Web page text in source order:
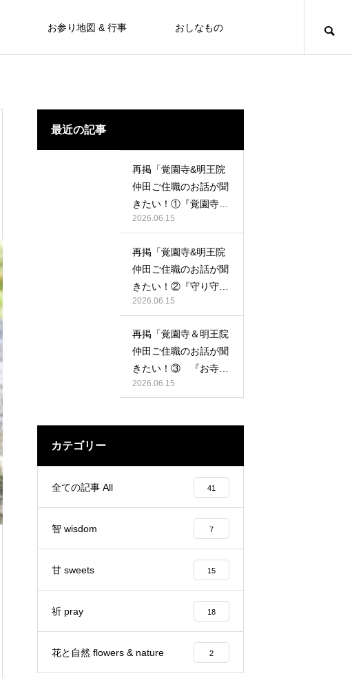
お参り地図 & 行事 おしなもの
最近の記事
再掲「覚園寺&明王院
仲田ご住職のお話が聞
きたい！①『覚園寺の
ペーター』の巻」
2026.06.15
再掲「覚園寺&明王院
仲田ご住職のお話が聞
きたい！②『守り守ら
れ明王院』の巻」
2026.06.15
再掲「覚園寺＆明王院
仲田ご住職のお話が聞
きたい！③ 『お寺で
祈るということ』の
2026.06.15
カテゴリー
全ての記事 All 41
智 wisdom 7
甘 sweets 15
祈 pray 18
花と自然 flowers & nature 2